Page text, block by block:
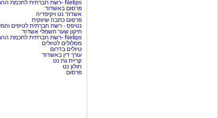
Netips -רשת חברתית לחכמת ההמונים
פרסום באשדוד
אשדוד נט ויקיפדיה
פרסום כתבה שיווקית
נטיפס - רשת חברתית לטיפים
תיקון שער חשמלי אשדוד
Netips -רשת חברתית לחכמת ההמונים
מסלולים לטיולים
טיולים בדרום
עורך דין באשדוד
קריית גת נט
חולון נט
פרסום